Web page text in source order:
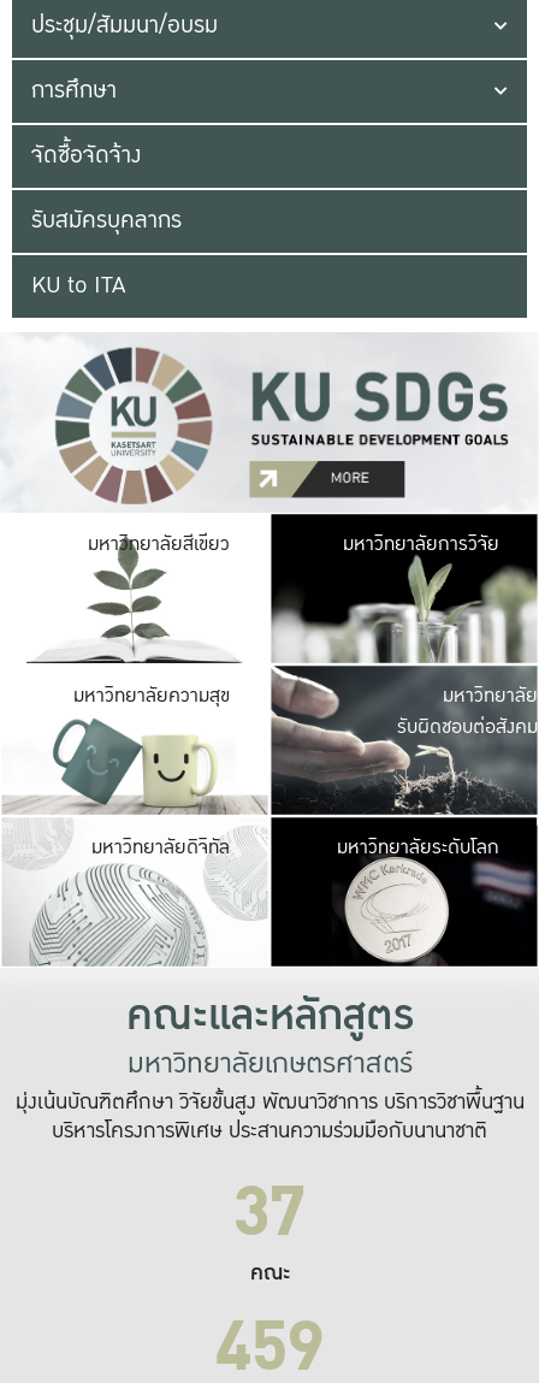
ประชุม/สัมมนา/อบรม
การศึกษา
จัดซื้อจัดจ้าง
รับสมัครบุคลากร
KU to ITA
มหาวิทยาลัยสีเขียว มหาวิ
มีพื้นที่เขียวสดใส
เป็นป่าในเมือง เกษต
มหาวิทยาลัยการวิจัย
มหาวิทยาลัยความสุข มหาวิ
ค
เปิดประ
และพบเรื่องราวใ
มหาวิทยาลัย
รับผิดชอบต่อสังคม
มหาวิทยาลัยดิจิทัล มหาวิ
เปลี่ยนแปลง แล
เพื่อทำง
ระบบสารสนเทศ
มหาวิทยาลัยระดับโลก
คณะและหลักสูตร
มหาวิทยาลัยเกษตรศาสตร์
มุ่งเน้นบัณฑิตศึกษา วิจัยขั้นสูง พัฒนาวิชาการ บริการวิชาพื้นฐาน
บริหารโครงการพิเศษ ประสานความร่วมมือกับนานาชาติ
37
คณะ
459